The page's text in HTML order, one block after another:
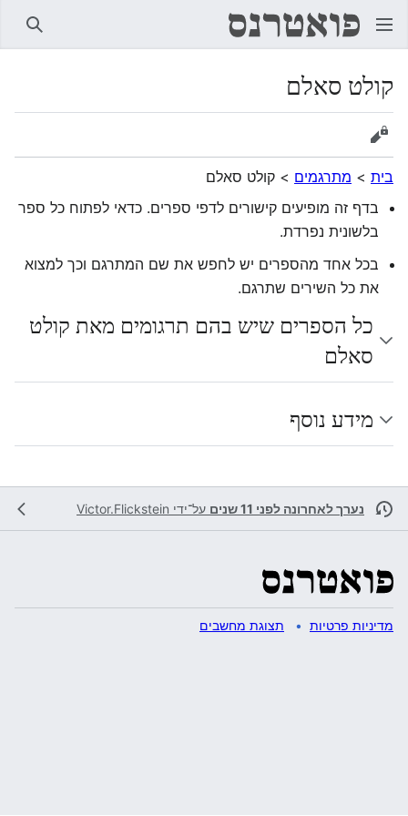
קולט סאלם
הצגת מקור
בית > מתרגמים > קולט סאלם
בדף זה מופיעים קישורים לדפי ספרים. כדאי לפתוח כל ספר
בלשונית נפרדת.
בכל אחד מהספרים יש לחפש את שם המתרגם וכך למצוא
את כל השירים שתרגם.
כל הספרים שיש בהם תרגומים מאת קולט
סאלם
מידע נוסף
נערך לאחרונה לפני 11 שנים על־ידי Victor.Flickstein
מדיניות פרטיות תצוגת מחשבים